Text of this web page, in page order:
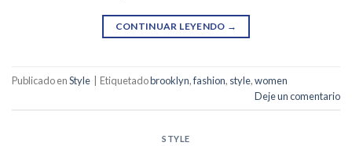
CONTINUAR LEYENDO →
Publicado enStyle Etiquetadobrooklyn,fashion, style,women
Deje un comentario
STYLE